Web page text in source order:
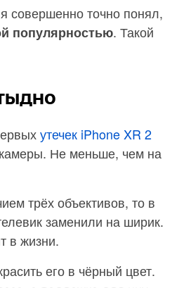
совершенно точно понял,
популярностью. Такой
утечек iPhone XR 2
Не меньше, чем на
трёх объективов, то в
заменили на ширик.
в жизни.
его в чёрный цвет.